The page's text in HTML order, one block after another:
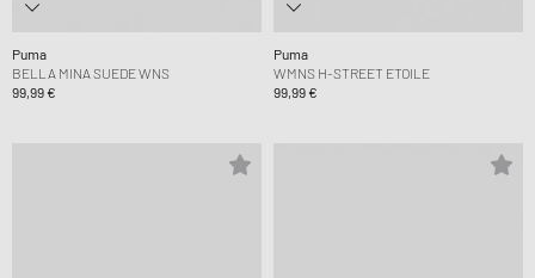
Puma
BELLA MINA SUEDE WNS
99,99 €
Puma
WMNS H-STREET ETOILE
99,99 €